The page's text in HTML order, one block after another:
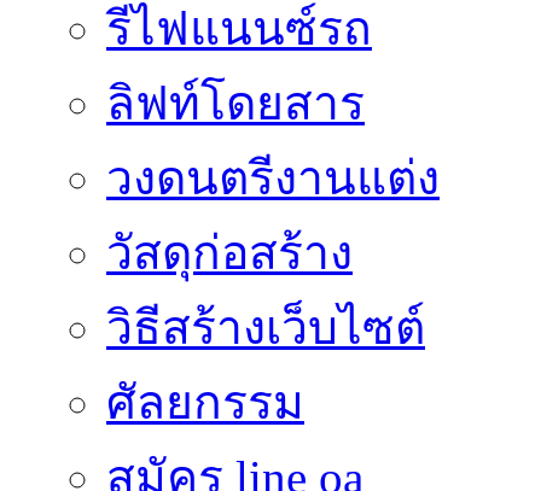
รีไฟแนนซ์รถ
ลิฟท์โดยสาร
วงดนตรีงานแต่ง
วัสดุก่อสร้าง
วิธีสร้างเว็บไซต์
ศัลยกรรม
สมัคร line oa